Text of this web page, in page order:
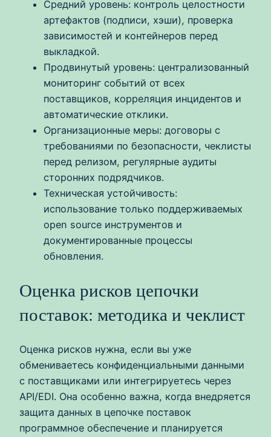
Средний уровень: контроль целостности
артефактов (подписи, хэши), проверка
зависимостей и контейнеров перед
выкладкой.
Продвинутый уровень: централизованный
мониторинг событий от всех
поставщиков, корреляция инцидентов и
автоматические отклики.
Организационные меры: договоры с
требованиями по безопасности, чеклисты
перед релизом, регулярные аудиты
сторонних подрядчиков.
Техническая устойчивость:
использование только поддерживаемых
open source инструментов и
документированные процессы
обновления.
Оценка рисков цепочки
поставок: методика и чеклист
Оценка рисков нужна, если вы уже
обмениваетесь конфиденциальными данными
с поставщиками или интегрируетесь через
API/EDI. Она особенно важна, когда внедряется
защита данных в цепочке поставок
программное обеспечение и планируется